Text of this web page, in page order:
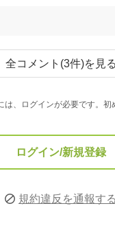
全コメント(3件)を見る
は、ログインが必要です。初
ログイン/新規登録
規約違反を通報する